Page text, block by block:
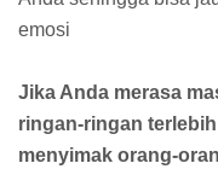
emosi
Jika Anda merasa
ringan-ringan
menyimak orang-